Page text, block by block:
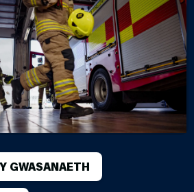
dathlu 30 mlynedd, a dyma gyfle
trwy ymroddiad ac
i greu ein sefydliad heddiw.
o’r rheiny, ac eleni bydd hi’n
ym maes Caffael.
GWASANAETH